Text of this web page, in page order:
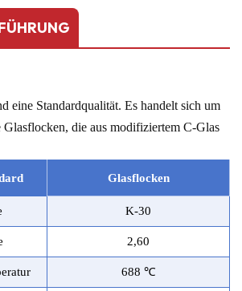
eine Standardqualität. Es handelt sich um
Glasflocken, die aus modifiziertem C-Glas
ard Glasflocken
K-30
2,60
688 ℃